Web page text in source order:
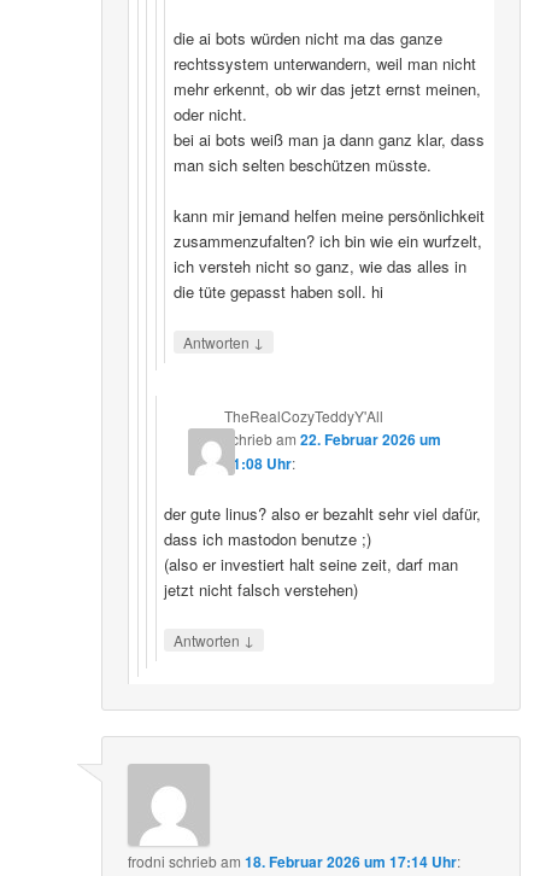
die ai bots würden nicht ma das ganze
rechtssystem unterwandern, weil man nicht
mehr erkennt, ob wir das jetzt ernst meinen,
oder nicht.
bei ai bots weiß man ja dann ganz klar, dass
man sich selten beschützen müsste.
kann mir jemand helfen meine persönlichkeit
zusammenzufalten? ich bin wie ein wurfzelt,
ich versteh nicht so ganz, wie das alles in
die tüte gepasst haben soll. hi
Antworten ↓
TheRealCozyTeddyY'All
schriebam22. Februar 2026 um
21:08 Uhr:
der gute linus? also er bezahlt sehr viel dafür,
dass ich mastodon benutze ;)
(also er investiert halt seine zeit, darf man
jetzt nicht falsch verstehen)
Antworten ↓
frodni schriebam18. Februar 2026 um 17:14 Uhr: